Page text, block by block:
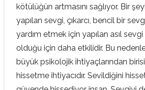
kötülüğün artmasını sağlıyor. Bir
yapılan sevgi, çıkarcı, bencil bir
yardım etmek için yapılan asıl sevgi
olduğu için daha etkilidir. Bu
büyük psikolojik ihtiyaçlarından
hissetme ihtiyacıdır. Sevildiğini